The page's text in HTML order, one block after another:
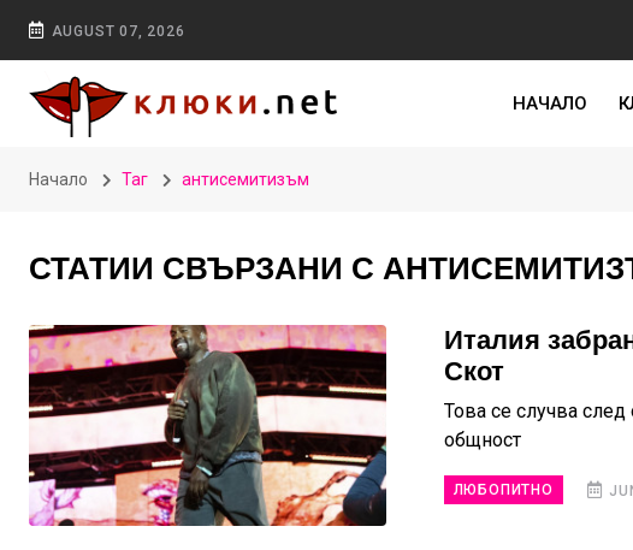
AUGUST 07, 2026
НАЧАЛО
Начало Таг антисемитизъм
СТАТИИ СВЪРЗАНИ С
Италия
Скот
Това се случва
общност
ЛЮБОПИТНО